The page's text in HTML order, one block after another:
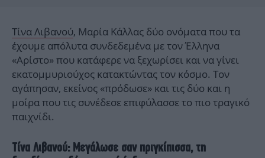
Τίνα Λιβανού, Μαρία Κάλλας δύο ονόματα που τα
έχουμε απόλυτα συνδεδεμένα με τον Έλληνα
«Αρίστο» που κατάφερε να ξεχωρίσει και να γίνει
εκατομμυριούχος κατακτώντας τον κόσμο. Τον
αγάπησαν, εκείνος «πρόδωσε» και τις δύο και η
μοίρα που τις συνέδεσε επιφύλασσε το πιο τραγικό
παιχνίδι.
Τίνα Λιβανού: Μεγάλωσε σαν πριγκίπισσα, τη